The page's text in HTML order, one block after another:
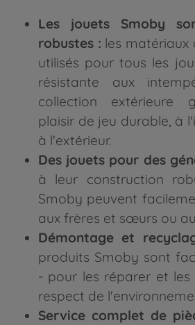
Les jouets Smoby
robustes : les matériaux
utilisés pour tous les
résistante aux
collection extérieure
plaisir de jeu durable, à
à l'extérieur.
Des jouets pour des
à leur construction
Smoby peuvent
aux frères et sœurs ou
Démontage et
produits Smoby sont
- pour les réparer et les
respect de
Service complet de